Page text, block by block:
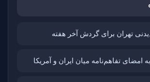
تهران برای گردش آخر هفته
امضای تفاهم‌نامه میان ایران و آمریکا